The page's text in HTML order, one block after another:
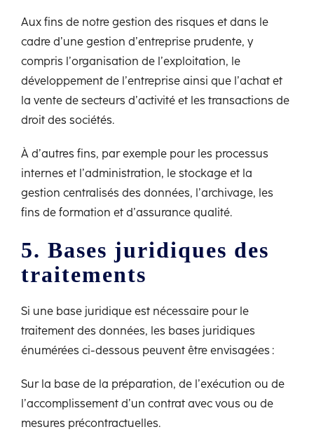
Aux fins de notre gestion des risques et dans le
cadre d’une gestion d’entreprise prudente, y
compris l’organisation de l’exploitation, le
développement de l’entreprise ainsi que l’achat et
la vente de secteurs d’activité et les transactions de
droit des sociétés.
À d’autres fins, par exemple pour les processus
internes et l’administration, le stockage et la
gestion centralisés des données, l’archivage, les
fins de formation et d’assurance qualité.
5. Bases juridiques des
traitements
Si une base juridique est nécessaire pour le
traitement des données, les bases juridiques
énumérées ci-dessous peuvent être envisagées :
Sur la base de la préparation, de l’exécution ou de
l’accomplissement d’un contrat avec vous ou de
mesures précontractuelles.